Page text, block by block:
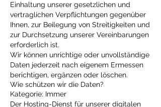
Einhaltung unserer gesetzlichen und
vertraglichen Verpflichtungen gegenüber
Ihnen, zur Beilegung von Streitigkeiten und
zur Durchsetzung unserer Vereinbarungen
erforderlich ist.
Wir können unrichtige oder unvollständige
Daten jederzeit nach eigenem Ermessen
berichtigen, ergänzen oder löschen.
Wie schützen wir die Daten?
Kategorie: Immer
Der Hosting-Dienst für unserer digitalen